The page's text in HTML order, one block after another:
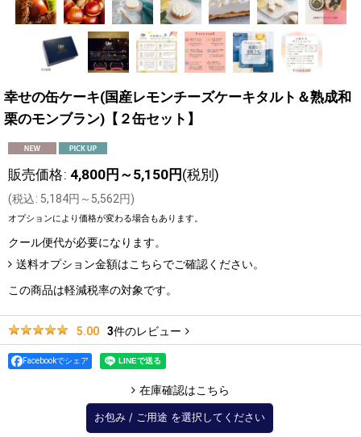
幸せの缶ケーキ(国産レモンチーズケーキタルト＆熟成和
栗のモンブラン)【２缶セット】
販売価格: 4,800円 ～5,150円 (税別)
(税込: 5,184円 ～5,562円)
オプションにより価格が変わる場合もあります。
クール便代が必要になります。
送料オプション金額はこちらでご確認ください。
この商品は軽減税率の対象です。
5.00 3件のレビュー
Facebookでシェア
在庫確認はこちら
お包み / ご用途 を選択してください